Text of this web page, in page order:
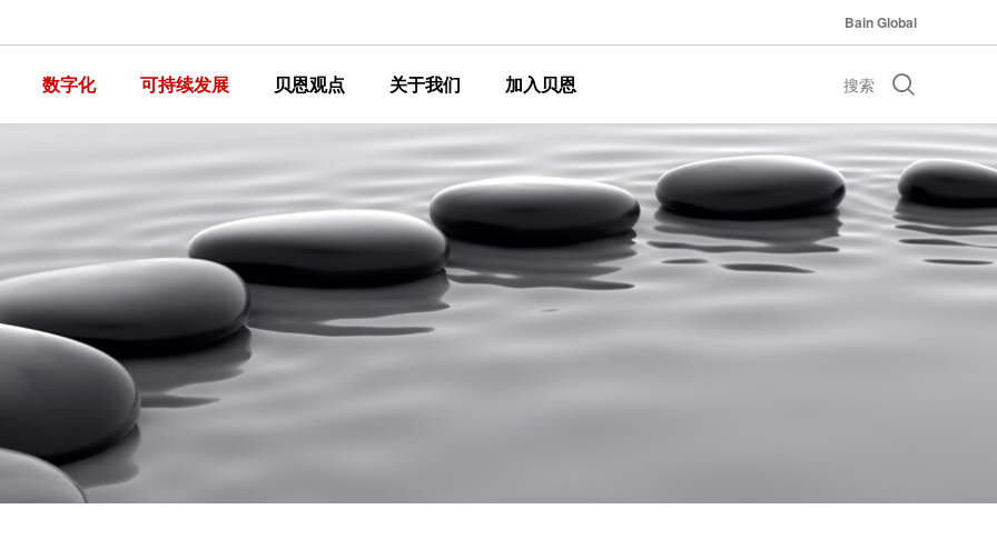
Bain Global
数字化 可持续发展 贝恩观点 关于我们 加入贝恩 搜索